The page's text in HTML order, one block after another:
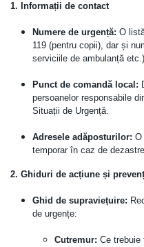
1. Informații de contact
Numere de urgență: O
119 (pentru copii), dar și
serviciile de ambulanță
Punct de comandă local:
persoanelor responsabile
Situații de Urgență.
Adresele adăposturilor: O
temporar în caz de
2. Ghiduri de acțiune și
Ghid de supraviețuire:
de urgențe:
Cutremur: Ce